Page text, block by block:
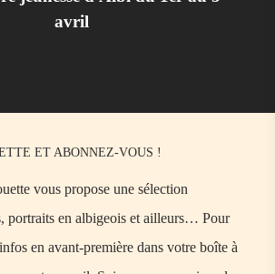
avril
ET ABONNEZ-VOUS !
vous propose une sélection
portraits en albigeois et ailleurs… Pour
en avant-première dans votre boîte à